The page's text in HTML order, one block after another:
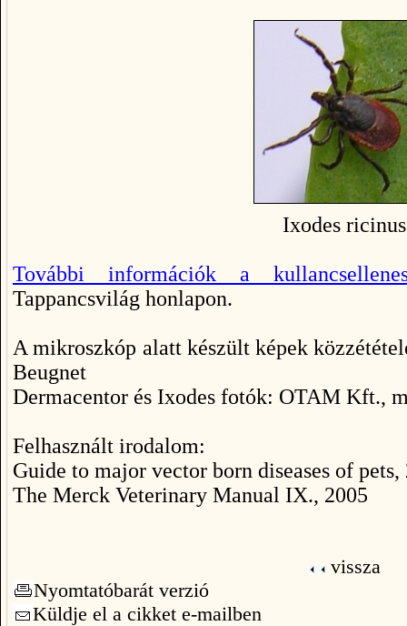
Ixodes ricinus
További információk a
Tappancsvilág honlapon.
A mikroszkóp alatt készült képek
Beugnet
Dermacentor és Ixodes fotók: OTAM Kft.,
Felhasznált irodalom:
Guide to major vector born diseases of pets,
The Merck Veterinary Manual IX., 2005
vissza
Nyomtatóbarát verzió
Küldje el a cikket e-mailben